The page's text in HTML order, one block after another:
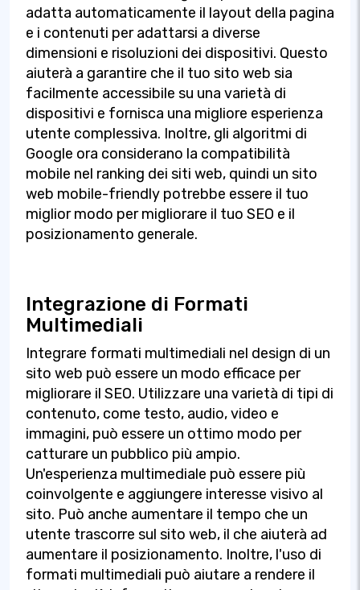
adatta automaticamente il layout della pagina
e i contenuti per adattarsi a diverse
dimensioni e risoluzioni dei dispositivi. Questo
aiuterà a garantire che il tuo sito web sia
facilmente accessibile su una varietà di
dispositivi e fornisca una migliore esperienza
utente complessiva. Inoltre, gli algoritmi di
Google ora considerano la compatibilità
mobile nel ranking dei siti web, quindi un sito
web mobile-friendly potrebbe essere il tuo
miglior modo per migliorare il tuo SEO e il
posizionamento generale.
Integrazione di Formati
Multimediali
Integrare formati multimediali nel design di un
sito web può essere un modo efficace per
migliorare il SEO. Utilizzare una varietà di tipi di
contenuto, come testo, audio, video e
immagini, può essere un ottimo modo per
catturare un pubblico più ampio.
Un'esperienza multimediale può essere più
coinvolgente e aggiungere interesse visivo al
sito. Può anche aumentare il tempo che un
utente trascorre sul sito web, il che aiuterà ad
aumentare il posizionamento. Inoltre, l'uso di
formati multimediali può aiutare a rendere il